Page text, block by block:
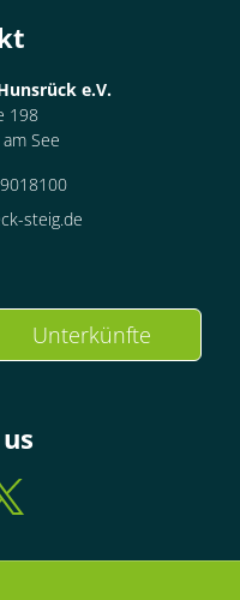
e.V.
198
See
steig.de
Unterkünfte